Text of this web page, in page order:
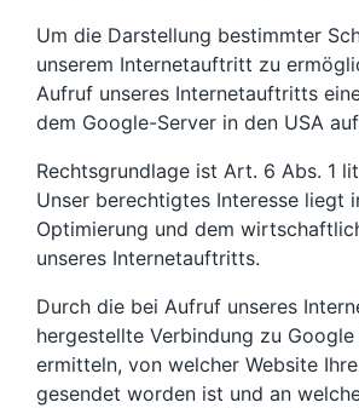
Um die Darstellung bestimmter
unserem Internetauftritt zu
Aufruf unseres Internetauftritts
dem Google-Server in den USA
Rechtsgrundlage ist Art. 6 Abs. 1
Unser berechtigtes Interesse liegt
Optimierung und dem
unseres Internetauftritts.
Durch die bei Aufruf unseres
hergestellte Verbindung zu
ermitteln, von welcher Website
gesendet worden ist und an